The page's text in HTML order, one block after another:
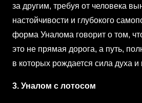
за другим, требуя от человека
настойчивости и глубокого
форма Уналома говорит о том,
это не прямая дорога, а путь,
в которых рождается сила духа и
3. Уналом с лотосом